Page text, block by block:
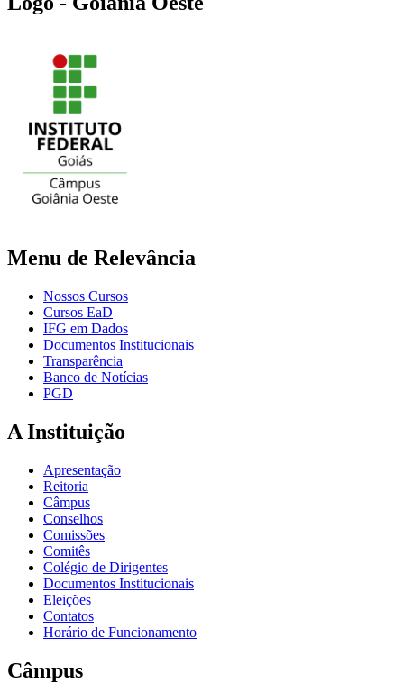
Menu de Relevância
Nossos Cursos
Cursos EaD
IFG em Dados
Documentos Institucionais
Transparência
Banco de Notícias
PGD
A Instituição
Apresentação
Reitoria
Câmpus
Conselhos
Comissões
Comitês
Colégio de Dirigentes
Documentos Institucionais
Eleições
Contatos
Horário de Funcionamento
Câmpus